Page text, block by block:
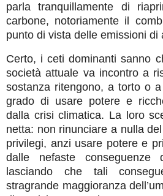
parla tranquillamente di
carbone, notoriamente il
punto di vista delle emissioni di
Certo, i ceti dominanti sanno
società attuale va incontro a
sostanza ritengono, a torto o
grado di usare potere e
dalla crisi climatica. La loro
netta: non rinunciare a nulla
privilegi, anzi usare potere e
dalle nefaste conseguenze
lasciando che tali
stragrande maggioranza